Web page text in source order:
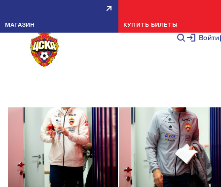
Войти
МАГАЗИН КУПИТЬ БИЛЕТЫ
ФОТО: ПЯТНИЧНАЯ ТРЕНИРОВКА
ТРЕНИРОВКИ 3 ОКТЯБРЯ